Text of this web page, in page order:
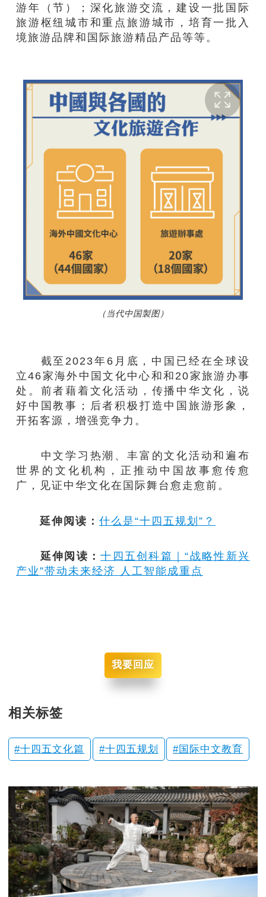
游年（节）；深化旅游交流，建设一批国际
旅游枢纽城市和重点旅游城市，培育一批入
境旅游品牌和国际旅游精品产品等等。
（当代中国製图）
截至2023年6月底，中国已经在全球设
立46家海外中国文化中心和和20家旅游办事
处。前者藉着文化活动，传播中华文化，说
好中国教事；后者积极打造中国旅游形象，
开拓客源，增强竞争力。
中文学习热潮、丰富的文化活动和遍布
世界的文化机构，正推动中国故事愈传愈
广，见证中华文化在国际舞台愈走愈前。
延伸阅读：什么是“十四五规划”？
延伸阅读：十四五创科篇｜“战略性新兴
产业”带动未来经济 人工智能成重点
我要回应
相关标签
十四五文化篇 十四五规划 国际中文教育